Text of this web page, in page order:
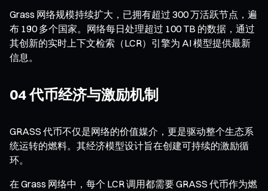
Grass 网络规模持续扩大，已拥有超过 300 万活跃节点，遍
布 190 多个国家。网络每日处理超过 100 TB 的数据，通过
其创新的实时上下文检索（LCR）引擎为 AI 模型提供最新
信息。
04 代币经济与激励机制
GRASS 代币不仅是网络的价值媒介，更是驱动整个生态系
统运转的燃料。其经济模型设计旨在创建可持续的激励循
环。
在 Grass 网络中，每个 LCR 调用都需要 GRASS 代币作为燃